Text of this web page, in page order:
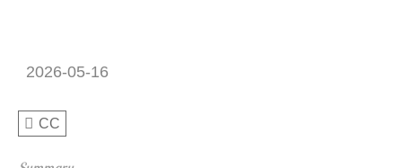
2026-05-16
CC